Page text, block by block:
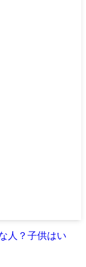
人？子供はい